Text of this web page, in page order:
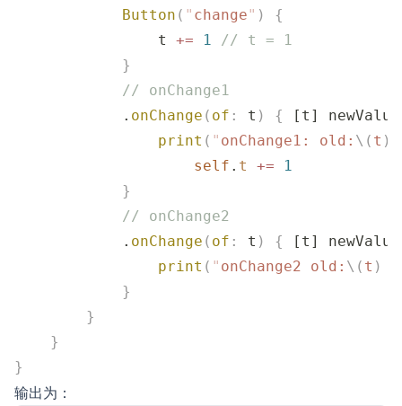
            Button
( " change" )
{
                t
+= 1 // t = 1
            }
            // onChange1
            .
onChange ( of : t ) {
[t]
                print
( " onChange1: old: \( t )
                    self
. t += 1
            }
            // onChange2
            .
onChange ( of : t ) {
[t]
                print
( " onChange2 old: \( t )
            }
        }
    }
}
输出为：